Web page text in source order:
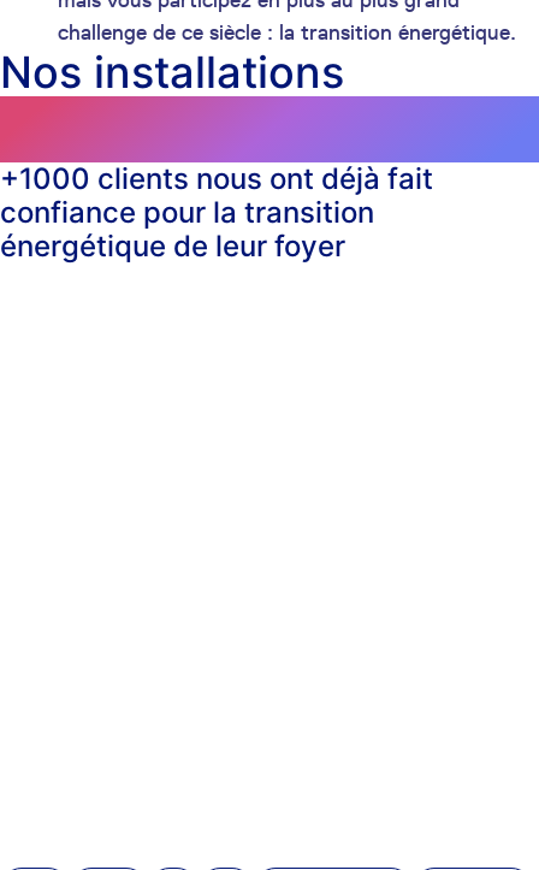
challenge de ce siècle : la transition énergétique.
Nos installations
+1000 clients nous ont déjà fait
confiance pour la transition
énergétique de leur foyer